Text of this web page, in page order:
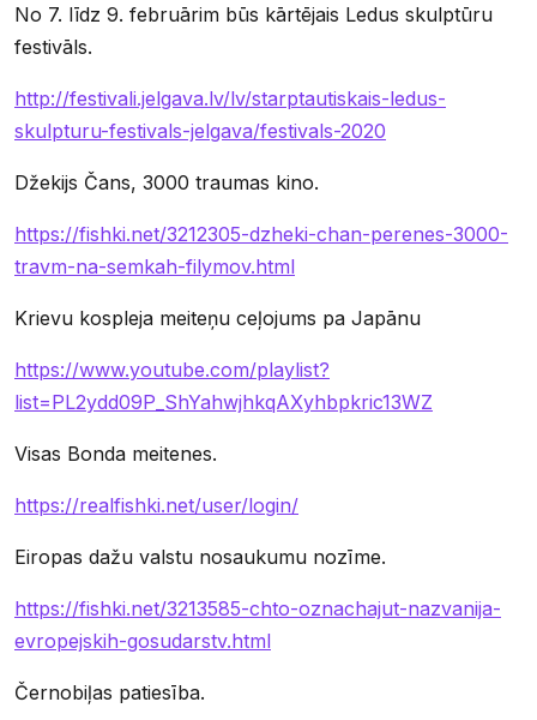
No 7. līdz 9. februārim būs kārtējais Ledus skulptūru
festivāls.
http://festivali.jelgava.lv/lv/starptautiskais-ledus-
skulpturu-festivals-jelgava/festivals-2020
Džekijs Čans, 3000 traumas kino.
https://fishki.net/3212305-dzheki-chan-perenes-3000-
travm-na-semkah-filymov.html
Krievu kospleja meiteņu ceļojums pa Japānu
https://www.youtube.com/playlist?
list=PL2ydd09P_ShYahwjhkqAXyhbpkric13WZ
Visas Bonda meitenes.
https://realfishki.net/user/login/
Eiropas dažu valstu nosaukumu nozīme.
https://fishki.net/3213585-chto-oznachajut-nazvanija-
evropejskih-gosudarstv.html
Černobiļas patiesība.